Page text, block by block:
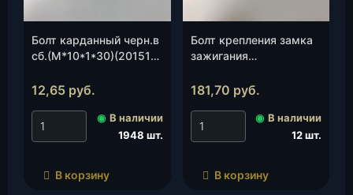
Болт карданный черн.в
сб.(М*10*1*30)(201518-
12,65 руб.
◉ В наличии
1948 шт.
В корзину
Болт крепления замка
зажигания
3704324-00)(УАЗ), шт.
181,70 руб.
◉ В наличии
12 шт.
В корзину